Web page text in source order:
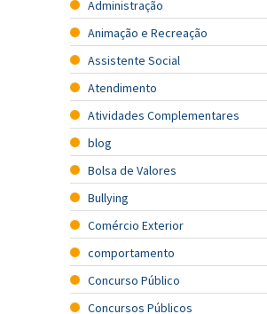
Administração
Animação e Recreação
Assistente Social
Atendimento
Atividades Complementares
blog
Bolsa de Valores
Bullying
Comércio Exterior
comportamento
Concurso Público
Concursos Públicos